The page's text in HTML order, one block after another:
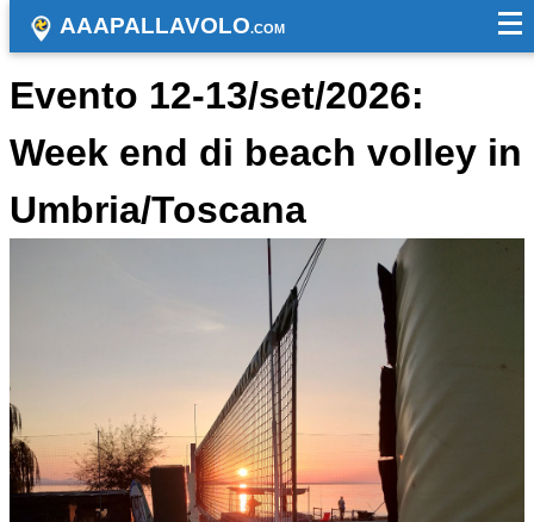
AAAPALLAVOLO.COM
Evento 12-13/set/2026:
Week end di beach volley in
Umbria/Toscana